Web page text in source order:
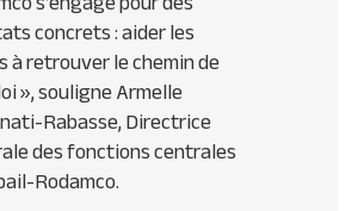
concrets : aider les
à retrouver le chemin de
», souligne Armelle
Rabasse, Directrice
des fonctions centrales
Rodamco.